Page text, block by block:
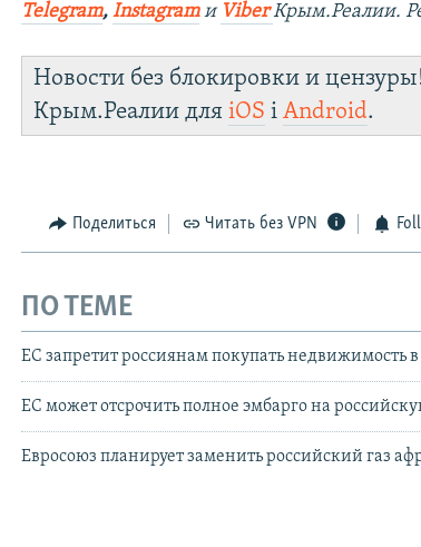
Telegram, Instagram и ViberКрым.Реалии.
Новости без блокировки и
Крым.Реалии дляiOS іAndroid.
Поделиться Читать без VPN
ПО ТЕМЕ
ЕС запретит россиянам покупать недвижимость
ЕС может отсрочить полное эмбарго на
Евросоюз планирует заменить российский газ